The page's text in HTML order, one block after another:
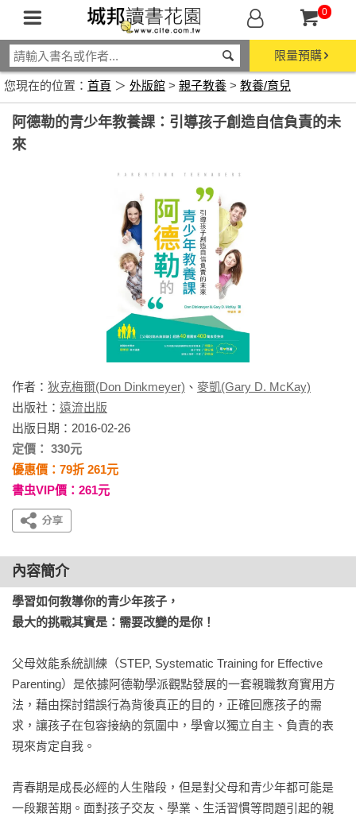
0
限量預購
您現在的位置： 首頁 ＞ 外版館 > 親子教養 > 教養/育兒
阿德勒的青少年教養課：引導孩子創造自信負責的未
來
作者： 狄克梅爾(Don Dinkmeyer) 、 麥凱(Gary D. McKay)
出版社： 遠流出版
出版日期：2016-02-26
定價： 330元
優惠價：79折 261元
書虫VIP價：261元
內容簡介
學習如何教導你的青少年孩子，
最大的挑戰其實是：需要改變的是你！
父母效能系統訓練（STEP, Systematic Training for Effective
Parenting）是依據阿德勒學派觀點發展的一套親職教育實用方
法，藉由探討錯誤行為背後真正的目的，正確回應孩子的需
求，讓孩子在包容接納的氛圍中，學會以獨立自主、負責的表
現來肯定自我。
青春期是成長必經的人生階段，但是對父母和青少年都可能是
一段艱苦期。面對孩子交友、學業、生活習慣等問題引起的親